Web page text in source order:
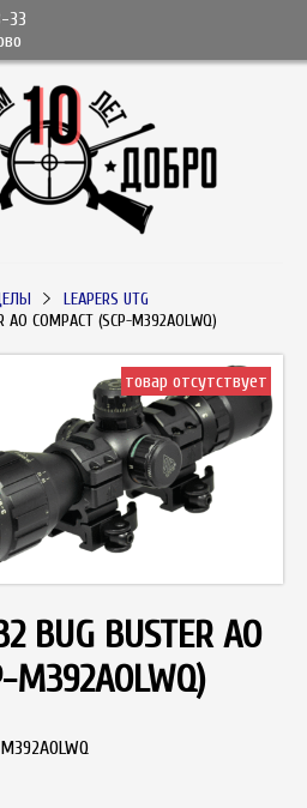
33
LEAPERS UTG
AO COMPACT (SCP-M392AOLWQ)
товар отсутствует
BUG BUSTER AO
M392AOLWQ)